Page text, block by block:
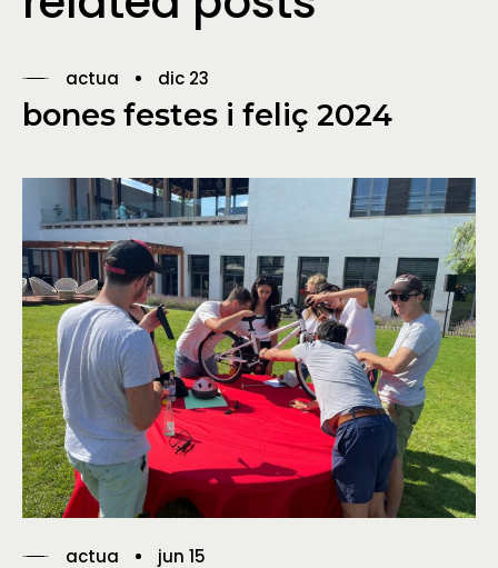
actua dic 23
bones festes i feliç 2024
actua jun 15